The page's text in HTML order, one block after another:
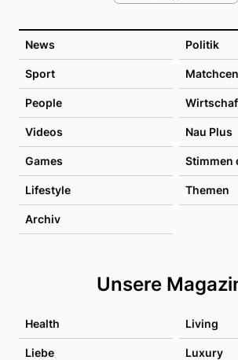
News Politik
Sport
People
Videos Nau Plus
Games Stimmen
Lifestyle Themen
Archiv
Unsere
Health Living
Liebe Luxury